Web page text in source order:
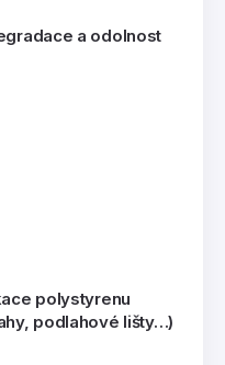
a odolnost
polystyrenu
podlahové lišty…)